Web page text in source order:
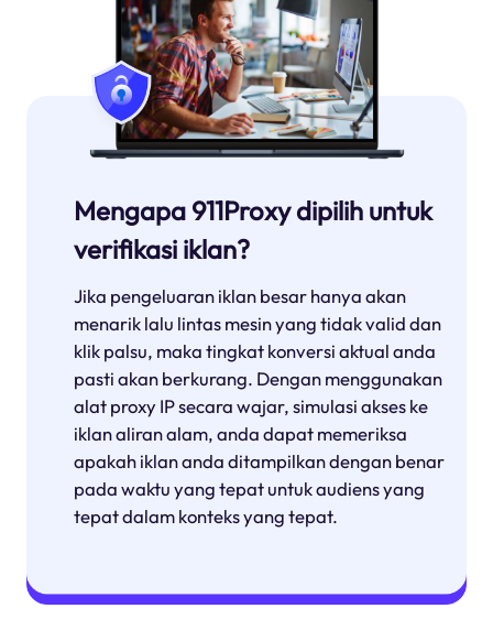
Mengapa 911Proxy dipilih untuk
verifikasi iklan?
Jika pengeluaran iklan besar hanya akan
menarik lalu lintas mesin yang tidak valid dan
klik palsu, maka tingkat konversi aktual anda
pasti akan berkurang. Dengan menggunakan
alat proxy IP secara wajar, simulasi akses ke
iklan aliran alam, anda dapat memeriksa
apakah iklan anda ditampilkan dengan benar
pada waktu yang tepat untuk audiens yang
tepat dalam konteks yang tepat.